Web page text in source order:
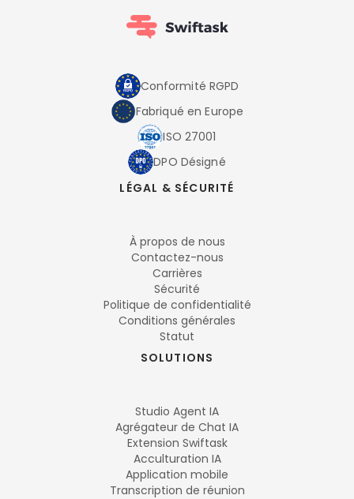
Conformité RGPD
Fabriqué en Europe
ISO 27001
DPO Désigné
LÉGAL & SÉCURITÉ
À propos de nous
Contactez-nous
Carrières
Sécurité
Politique de confidentialité
Conditions générales
Statut
SOLUTIONS
Studio Agent IA
Agrégateur de Chat IA
Extension Swiftask
Acculturation IA
Application mobile
Transcription de réunion